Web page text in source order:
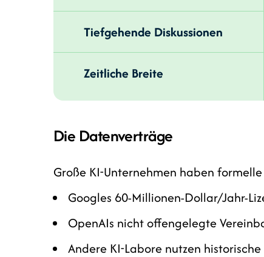
Tiefgehende Diskussionen
Zeitliche Breite
Die Datenverträge
Große KI-Unternehmen haben
Googles 60-Millionen-Dollar/Jahr-
OpenAIs nicht offengelegte
Andere KI-Labore nutzen